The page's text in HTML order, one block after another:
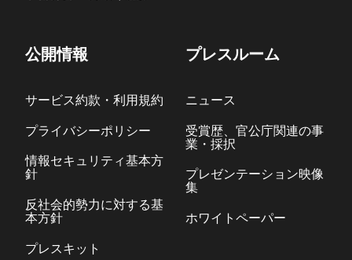
公開情報
サービス約款・利用規約
プライバシーポリシー
情報セキュリティ基本方
針
反社会的勢力に対する基
本方針
プレスキット
プレスルーム
ニュース
受賞歴、官公庁関連の事
業・採択
プレゼンテーション映像
集
ホワイトペーパー